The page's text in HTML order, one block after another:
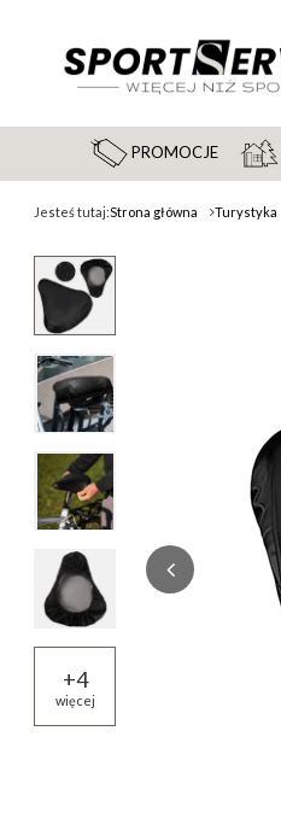
PROMOCJE
Jesteś tutaj:Strona główna Turystyka
+4
więcej